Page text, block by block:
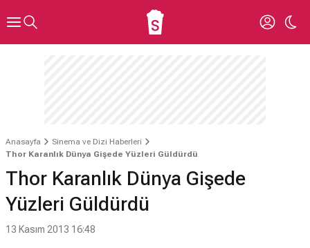
Anasayfa
Sinema ve Dizi Haberleri
Thor Karanlık Dünya Gişede Yüzleri Güldürdü
Thor Karanlık Dünya Gişede
Yüzleri Güldürdü
13 Kasım 2013 16:48